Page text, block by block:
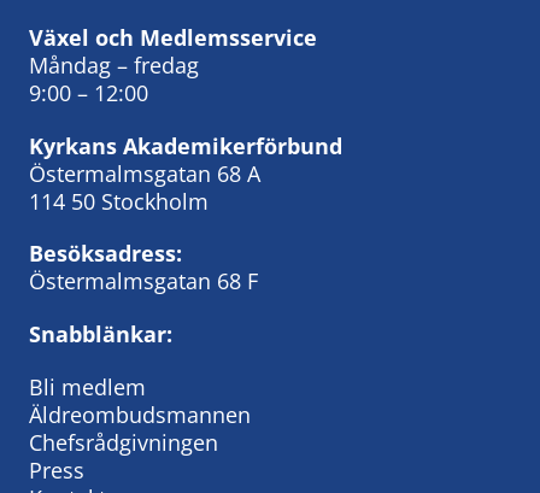
Växel och Medlemsservice
Måndag – fredag
9:00 – 12:00
Kyrkans Akademikerförbund
Östermalmsgatan 68 A
114 50 Stockholm
Besöksadress:
Östermalmsgatan 68 F
Snabblänkar:
Bli medlem
Äldreombudsmannen
Chefsrådgivningen
Press